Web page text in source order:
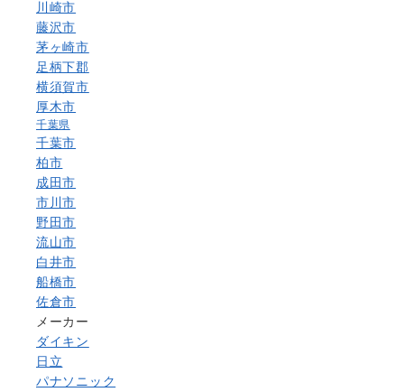
川崎市
藤沢市
茅ヶ崎市
足柄下郡
横須賀市
厚木市
千葉県
千葉市
柏市
成田市
市川市
野田市
流山市
白井市
船橋市
佐倉市
メーカー
ダイキン
日立
パナソニック